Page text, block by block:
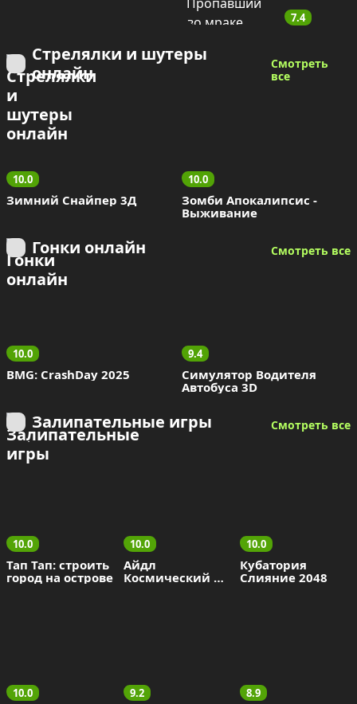
7.4
Стрелялки и шутеры
онлайн
Смотреть
все
10.0
Зимний Снайпер 3Д
10.0
Зомби Апокалипсис -
Выживание
Гонки онлайн Смотреть все
10.0
BMG: CrashDay 2025
9.4
Симулятор Водителя
Автобуса 3D
Залипательные игры Смотреть все
10.0
Тап Тап: строить
город на острове
10.0
Айдл
Космический
10.0
Кубатория
Слияние 2048
10.0 9.2 8.9